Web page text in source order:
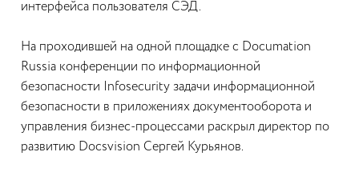
интерфейса пользователя СЭД.
На проходившей на одной площадке с Documation
Russia конференции по информационной
безопасности Infosecurity задачи информационной
безопасности в приложениях документооборота и
управления бизнес-процессами раскрыл директор по
развитию Docsvision Сергей Курьянов.